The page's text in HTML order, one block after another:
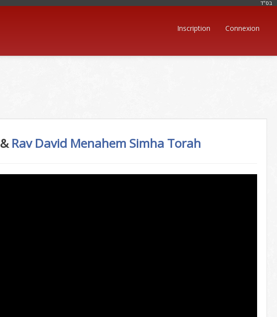
בּס"ד
Inscription Connexion
&Rav David Menahem Simha Torah